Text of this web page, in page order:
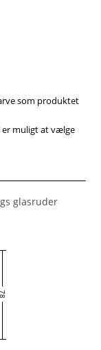
eller øget
bare inventar,
og
produkter fra
levetid. Køb
Vi sikrer
levering.
som produktet
er muligt at vælge
glasruder
78